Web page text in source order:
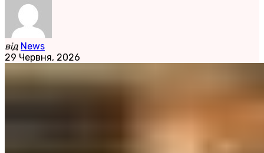
від News
29 Червня, 2026